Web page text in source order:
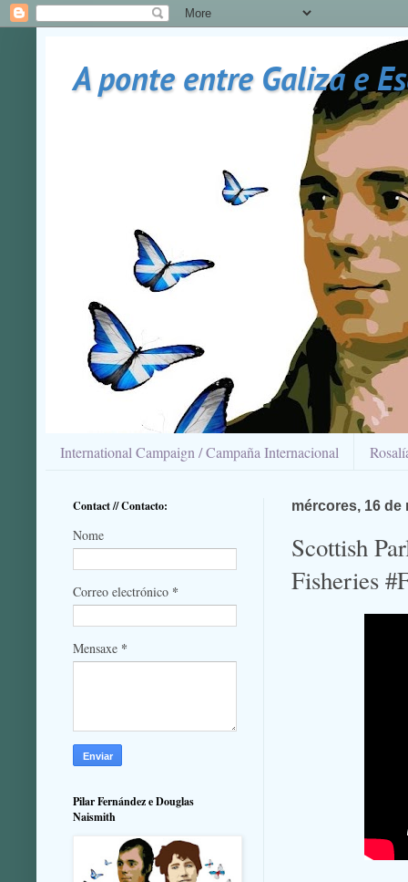
A ponte entre Galiza e
International Campaign / Campaña Internacional
mércores, 16 de
Scottish
Fisheries
Contact // Contacto:
Nome
Correo electrónico *
Mensaxe *
Pilar Fernández e Douglas
Naismith